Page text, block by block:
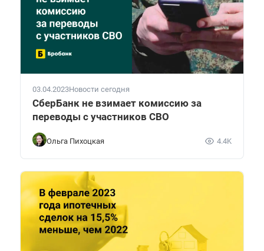
03.04.2023Новости сегодня
СберБанк не взимает комиссию за
переводы с участников СВО
Ольга Пихоцкая 4.4K